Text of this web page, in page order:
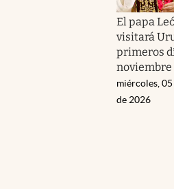
El papa
visitará
primeros
noviembre
miércoles,
de 2026